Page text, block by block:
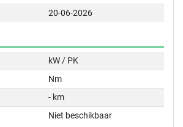
20-06-2026
kW / PK
Nm
- km
Niet beschikbaar